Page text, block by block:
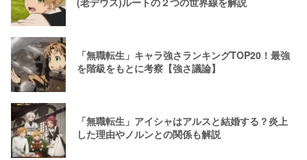
「無職転生」キャラ強さランキングTOP20！最強
を階級をもとに考察【強さ議論】
「無職転生」アイシャはアルスと結婚する？炎上
した理由やノルンとの関係も解説